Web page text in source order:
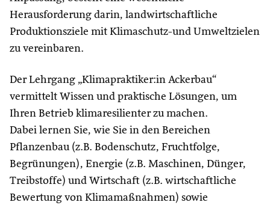
Herausforderung darin, landwirtschaftliche
Produktionsziele mit Klimaschutz-und Umweltzielen
zu vereinbaren.
Der Lehrgang „Klimapraktiker:in Ackerbau“
vermittelt Wissen und praktische Lösungen, um
Ihren Betrieb klimaresilienter zu machen.
Dabei lernen Sie, wie Sie in den Bereichen
Pflanzenbau (z.B. Bodenschutz, Fruchtfolge,
Begrünungen), Energie (z.B. Maschinen, Dünger,
Treibstoffe) und Wirtschaft (z.B. wirtschaftliche
Bewertung von Klimamaßnahmen) sowie